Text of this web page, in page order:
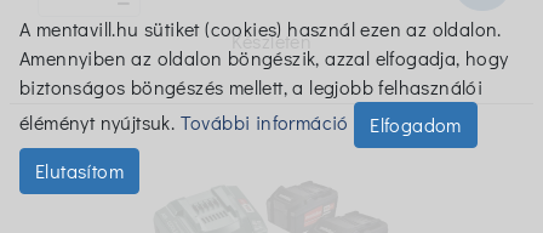
Készleten
A mentavill.hu sütiket (cookies) használ ezen az oldalon.
Amennyiben az oldalon böngészik, azzal elfogadja, hogy
biztonságos böngészés mellett, a legjobb felhasználói
éléményt nyújtsuk. További információ
Elfogadom
Elutasítom